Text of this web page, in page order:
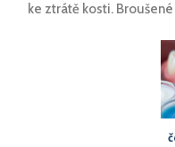
ke ztrátě kosti.